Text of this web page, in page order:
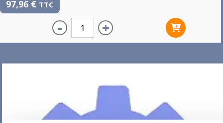
97,96 € TTC
- +